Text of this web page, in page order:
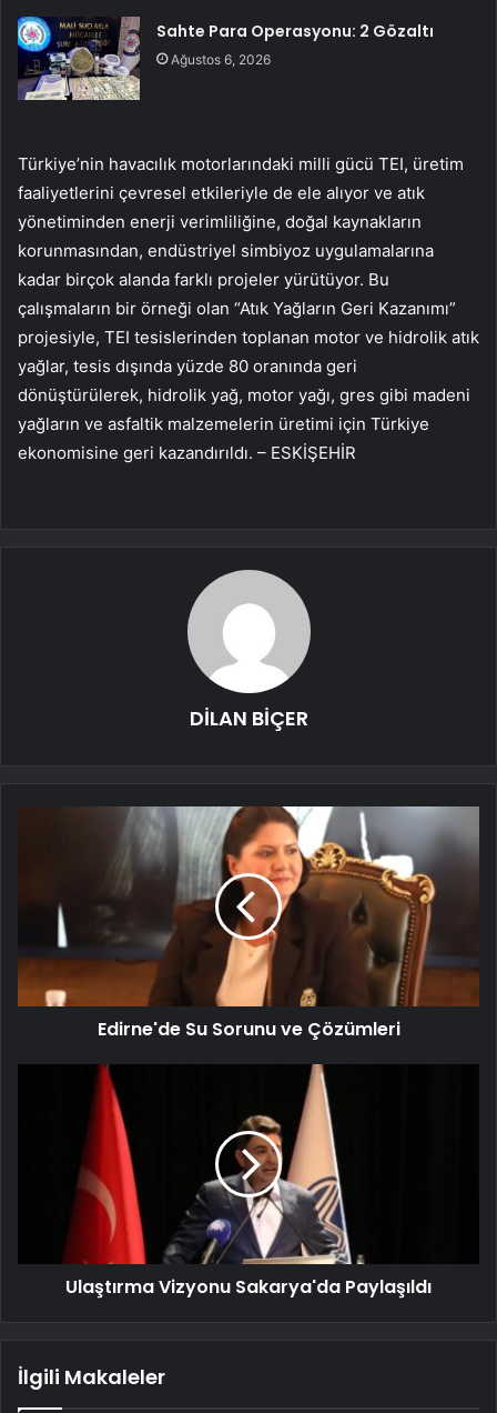
Sahte Para Operasyonu: 2 Gözaltı
Ağustos 6, 2026
Türkiye’nin havacılık motorlarındaki milli gücü TEI, üretim
faaliyetlerini çevresel etkileriyle de ele alıyor ve atık
yönetiminden enerji verimliliğine, doğal kaynakların
korunmasından, endüstriyel simbiyoz uygulamalarına
kadar birçok alanda farklı projeler yürütüyor. Bu
çalışmaların bir örneği olan “Atık Yağların Geri Kazanımı”
projesiyle, TEI tesislerinden toplanan motor ve hidrolik atık
yağlar, tesis dışında yüzde 80 oranında geri
dönüştürülerek, hidrolik yağ, motor yağı, gres gibi madeni
yağların ve asfaltik malzemelerin üretimi için Türkiye
ekonomisine geri kazandırıldı. – ESKİŞEHİR
DİLAN BİÇER
Edirne'de Su Sorunu ve Çözümleri
Ulaştırma Vizyonu Sakarya'da Paylaşıldı
İlgili Makaleler